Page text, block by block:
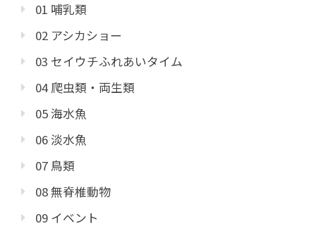
01 哺乳類
02 アシカショー
03 セイウチふれあいタイム
04 爬虫類・両生類
05 海水魚
06 淡水魚
07 鳥類
08 無脊椎動物
09 イベント